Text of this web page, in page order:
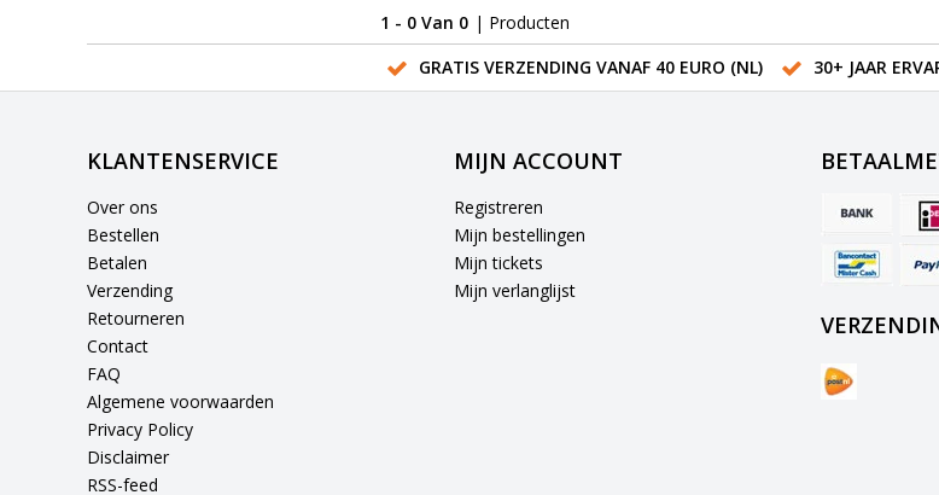
1 - 0 Van 0 | Producten
GRATIS VERZENDING VANAF 40 EURO (NL)
30+ JAAR
KLANTENSERVICE
Over ons
Bestellen
Betalen
Verzending
Retourneren
Contact
FAQ
Algemene voorwaarden
Privacy Policy
Disclaimer
RSS-feed
MIJN ACCOUNT
Registreren
Mijn bestellingen
Mijn tickets
Mijn verlanglijst